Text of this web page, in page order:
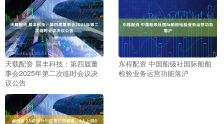
天载配资 晨丰科技：第四届董
事会2025年第二次临时会议决
议公告
东程配资 中国船级社国际船舶
检验业务运营功能落沪